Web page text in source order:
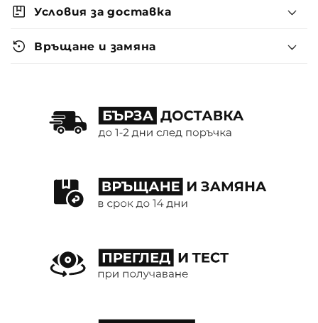
package Условия за доставка
settings_backup_restore Връщане и замяна